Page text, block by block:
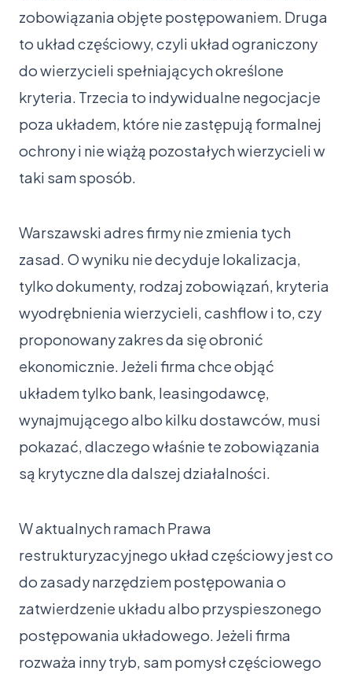
zobowiązania objęte postępowaniem. Druga
to układ częściowy, czyli układ ograniczony
do wierzycieli spełniających określone
kryteria. Trzecia to indywidualne negocjacje
poza układem, które nie zastępują formalnej
ochrony i nie wiążą pozostałych wierzycieli w
taki sam sposób.
Warszawski adres firmy nie zmienia tych
zasad. O wyniku nie decyduje lokalizacja,
tylko dokumenty, rodzaj zobowiązań, kryteria
wyodrębnienia wierzycieli, cashflow i to, czy
proponowany zakres da się obronić
ekonomicznie. Jeżeli firma chce objąć
układem tylko bank, leasingodawcę,
wynajmującego albo kilku dostawców, musi
pokazać, dlaczego właśnie te zobowiązania
są krytyczne dla dalszej działalności.
W aktualnych ramach Prawa
restrukturyzacyjnego układ częściowy jest co
do zasady narzędziem postępowania o
zatwierdzenie układu albo przyspieszonego
postępowania układowego. Jeżeli firma
rozważa inny tryb, sam pomysł częściowego